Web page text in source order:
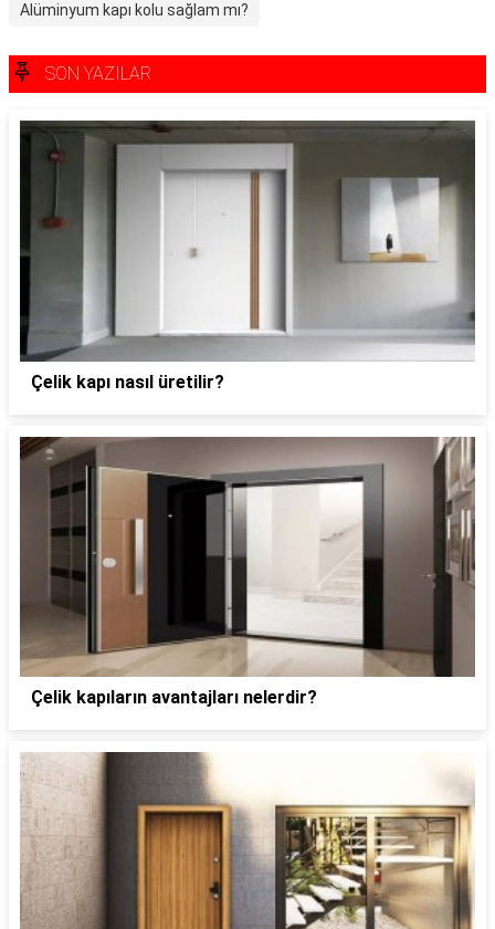
Alüminyum kapı kolu sağlam mı?
SON YAZILAR
Çelik kapı nasıl üretilir?
Çelik kapıların avantajları nelerdir?